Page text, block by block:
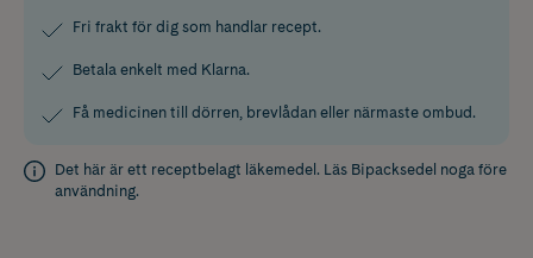
Fri frakt för dig som handlar recept.
Betala enkelt med Klarna.
Få medicinen till dörren, brevlådan eller närmaste ombud.
Det här är ett receptbelagt läkemedel. Läs Bipacksedel noga före
användning.